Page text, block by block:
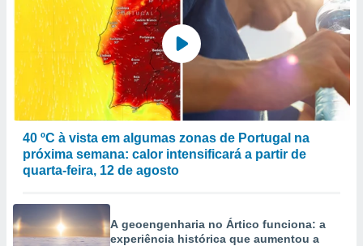
40 ºC à vista em algumas zonas de Portugal na
próxima semana: calor intensificará a partir de
quarta-feira, 12 de agosto
A geoengenharia no Ártico funciona: a
experiência histórica que aumentou a